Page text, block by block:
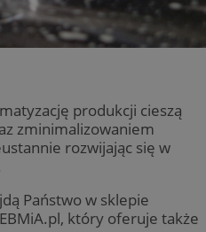
produkcji cieszą
zminimalizowaniem
rozwijając się w
Państwo w sklepie
który oferuje także